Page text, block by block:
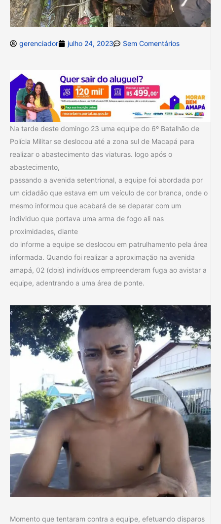
gerenciador julho 24, 2023 Sem Comentários
Na tarde deste domingo 23 uma equipe do 6º Batalhão de
Polícia Militar se deslocou até a zona sul de Macapá para
realizar o abastecimento das viaturas. logo após o
abastecimento,
passando a avenida setentrional, a equipe foi abordada por
um cidadão que estava em um veículo de cor branca, onde o
mesmo informou que acabará de se deparar com um
individuo que portava uma arma de fogo ali nas
proximidades, diante
do informe a equipe se deslocou em patrulhamento pela área
informada. Quando foi realizar a aproximação na avenida
amapá, 02 (dois) indivíduos empreenderam fuga ao avistar a
equipe, adentrando a uma área de ponte.
Momento que tentaram contra a equipe, efetuando disparos